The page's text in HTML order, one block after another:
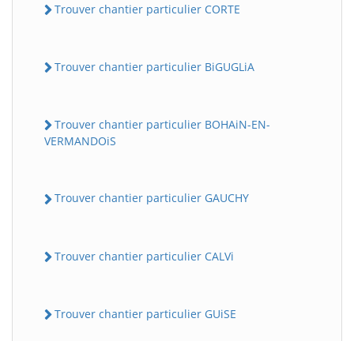
Trouver chantier particulier CORTE
Trouver chantier particulier BiGUGLiA
Trouver chantier particulier BOHAiN-EN-
VERMANDOiS
Trouver chantier particulier GAUCHY
Trouver chantier particulier CALVi
Trouver chantier particulier GUiSE